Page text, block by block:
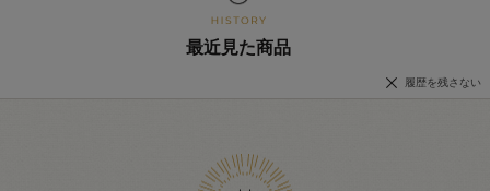
最近見た商品
履歴を残さない